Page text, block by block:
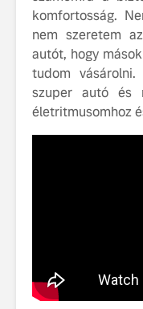
komfortosság.
nem szeretem
autót, hogy
tudom
szuper autó és
életritmusomhoz